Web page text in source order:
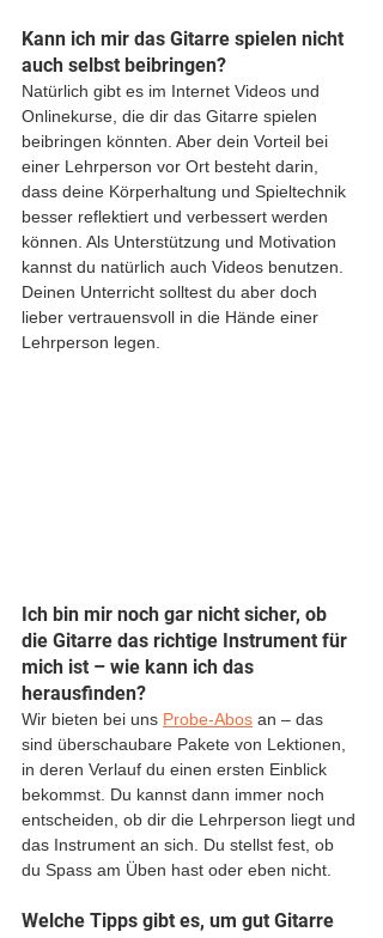
Kann ich mir das Gitarre spielen nicht
auch selbst beibringen?
Natürlich gibt es im Internet Videos und
Onlinekurse, die dir das Gitarre spielen
beibringen könnten. Aber dein Vorteil bei
einer Lehrperson vor Ort besteht darin,
dass deine Körperhaltung und Spieltechnik
besser reflektiert und verbessert werden
können. Als Unterstützung und Motivation
kannst du natürlich auch Videos benutzen.
Deinen Unterricht solltest du aber doch
lieber vertrauensvoll in die Hände einer
Lehrperson legen.
Ich bin mir noch gar nicht sicher, ob
die Gitarre das richtige Instrument für
mich ist – wie kann ich das
herausfinden?
Wir bieten bei uns Probe-Abos an – das
sind überschaubare Pakete von Lektionen,
in deren Verlauf du einen ersten Einblick
bekommst. Du kannst dann immer noch
entscheiden, ob dir die Lehrperson liegt und
das Instrument an sich. Du stellst fest, ob
du Spass am Üben hast oder eben nicht.
Welche Tipps gibt es, um gut Gitarre